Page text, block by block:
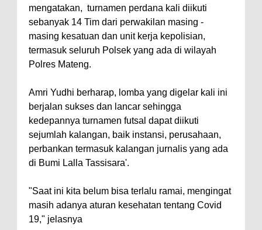
mengatakan, turnamen perdana kali diikuti
sebanyak 14 Tim dari perwakilan masing -
masing kesatuan dan unit kerja kepolisian,
termasuk seluruh Polsek yang ada di wilayah
Polres Mateng.
Amri Yudhi berharap, lomba yang digelar kali ini
berjalan sukses dan lancar sehingga
kedepannya turnamen futsal dapat diikuti
sejumlah kalangan, baik instansi, perusahaan,
perbankan termasuk kalangan jurnalis yang ada
di Bumi Lalla Tassisara'.
"Saat ini kita belum bisa terlalu ramai, mengingat
masih adanya aturan kesehatan tentang Covid
19," jelasnya